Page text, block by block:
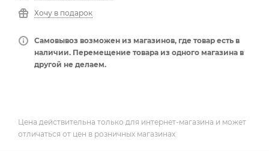
Хочу в подарок
Самовывоз возможен из магазинов, где товар есть в
наличии. Перемещение товара из одного магазина в
другой не делаем.
Цена действительна только для интернет-магазина и может
отличаться от цен в розничных магазинах